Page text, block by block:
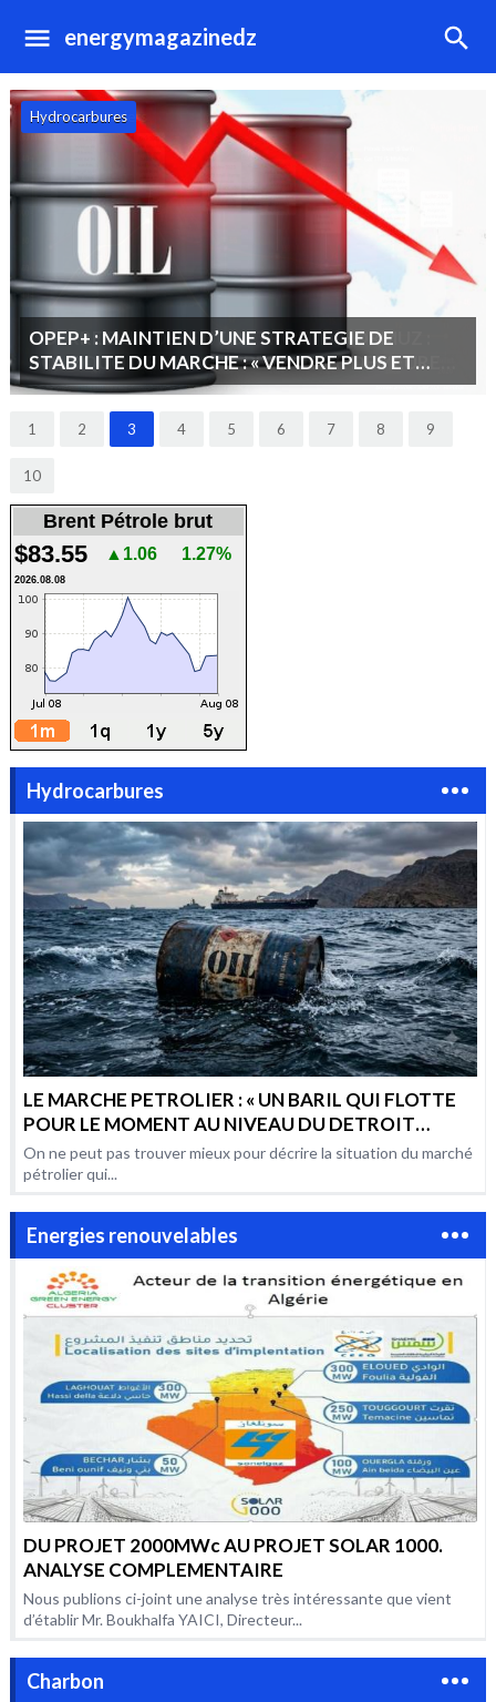
energymagazinedz
OPEP+ : MAINTIEN D’UNE STRATEGIE DE
STABILITE DU MARCHE : « VENDRE PLUS ET
MOINS CHER PLUTOT QUE MOINS ET CHER ».
Hydrocarbures
1 2 3 4 5 6 7 8 9
10
Brent Pétrole brut
$83.55 ▲1.06 1.27%
2026.08.08
Hydrocarbures
LE MARCHE PETROLIER : « UN BARIL QUI FLOTTE
POUR LE MOMENT AU NIVEAU DU DETROIT
D’HORMUZ, MAIS QUI RISQUE AUSSI BIEN DE
COULER QUE D’EXPLOSER »
On ne peut pas trouver mieux pour décrire la situation du marché
pétrolier qui...
Energies renouvelables
DU PROJET 2000MWc AU PROJET SOLAR 1000.
ANALYSE COMPLEMENTAIRE
Nous publions ci-joint une analyse très intéressante que vient
d’établir Mr. Boukhalfa YAICI, Directeur...
Charbon